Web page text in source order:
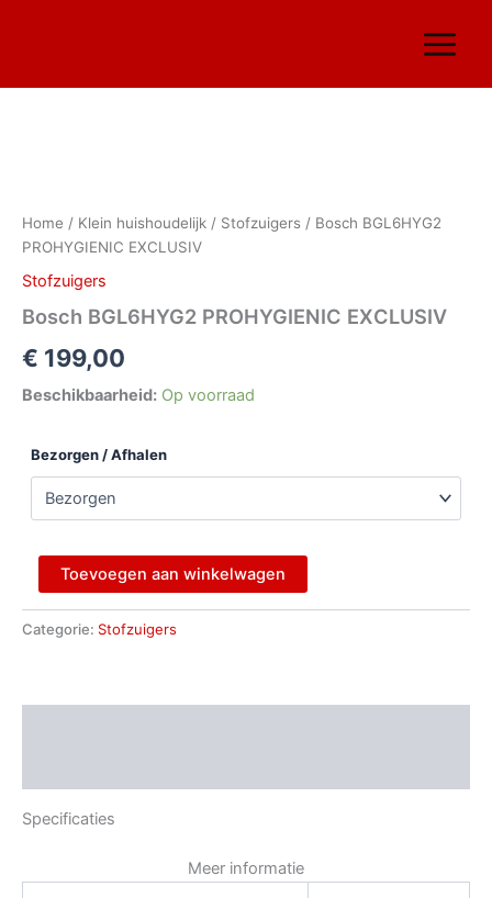
inhoud
Home / Klein huishoudelijk / Stofzuigers / Bosch BGL6HYG2
PROHYGIENIC EXCLUSIV
Stofzuigers
Bosch BGL6HYG2 PROHYGIENIC EXCLUSIV
€ 199,00
Beschikbaarheid: Op voorraad
Bezorgen / Afhalen
EXCLUSIV
aantal
Toevoegen aan winkelwagen
Categorie: Stofzuigers
Specificaties
Meer informatie